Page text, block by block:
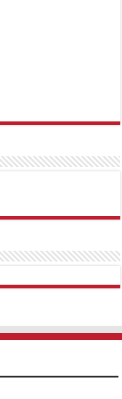
MatadorbetMariobet